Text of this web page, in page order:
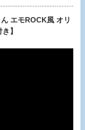
エモROCK風 オリ
】